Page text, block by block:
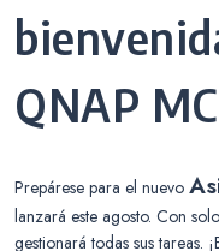
QNAP
Prepárese para el nuevo
lanzará este agosto. Con
gestionará todas sus tareas.